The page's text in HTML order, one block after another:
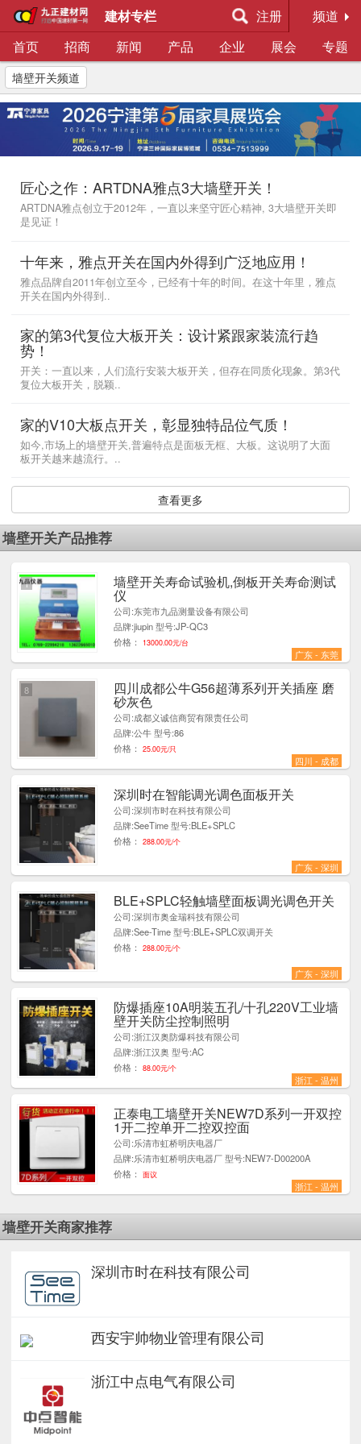
建材专栏 注册
频道
首页
招商 新闻 产品 企业 展会 专题
墙壁开关频道
匠心之作：ARTDNA雅点3大墙壁开关！
ARTDNA雅点创立于2012年，一直以来坚守匠心精神, 3大墙壁开关即
是见证！
十年来，雅点开关在国内外得到广泛地应用！
雅点品牌自2011年创立至今，已经有十年的时间。在这十年里，雅点
开关在国内外得到..
家的第3代复位大板开关：设计紧跟家装流行趋
势！
开关：一直以来，人们流行安装大板开关，但存在同质化现象。第3代
复位大板开关，脱颖..
家的V10大板点开关，彰显独特品位气质！
如今,市场上的墙壁开关,普遍特点是面板无框、大板。这说明了大面
板开关越来越流行。..
查看更多
墙壁开关产品推荐
墙壁开关寿命试验机,倒板开关寿命测试
仪
公司:东莞市九品测量设备有限公司
品牌:jiupin 型号:JP-QC3
价格：
13000.00元/台
广东 - 东莞
1
四川成都公牛G56超薄系列开关插座 磨
砂灰色
公司:成都义诚信商贸有限责任公司
品牌:公牛 型号:86
价格：
25.00元/只
四川 - 成都
8
深圳时在智能调光调色面板开关
公司:深圳市时在科技有限公司
品牌:SeeTime 型号:BLE+SPLC
价格：
288.00元/个
广东 - 深圳
1
BLE+SPLC轻触墙壁面板调光调色开关
公司:深圳市奥金瑞科技有限公司
品牌:See-Time 型号:BLE+SPLC双调开关
价格：
288.00元/个
广东 - 深圳
2
防爆插座10A明装五孔/十孔220V工业墙
壁开关防尘控制照明
公司:浙江汉奥防爆科技有限公司
品牌:浙江汉奥 型号:AC
价格：
88.00元/个
浙江 - 温州
1
正泰电工墙壁开关NEW7D系列一开双控
1开二控单开二控双控面
公司:乐清市虹桥明庆电器厂
品牌:乐清市虹桥明庆电器厂 型号:NEW7-D00200A
价格：
面议
浙江 - 温州
5
墙壁开关商家推荐
深圳市时在科技有限公司
西安宇帅物业管理有限公司
浙江中点电气有限公司